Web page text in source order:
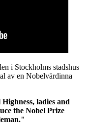
i Stockholms stadshus
av en Nobelvärdinna
ladies and
the Nobel Prize